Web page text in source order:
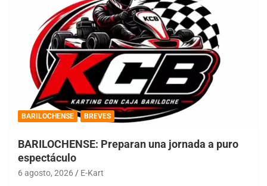
BARILOCHENSE BREVES
BARILOCHENSE: Preparan una jornada a puro
espectáculo
6 agosto, 2026 E-Kart